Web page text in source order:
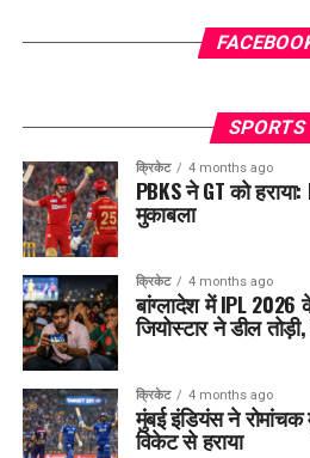
SPORTS
क्रिकेट 4 months ago
PBKS ने GT को
मुकाबला
क्रिकेट 4 months ago
बांग्लादेश में IPL 2026
जियोस्टार ने डील
क्रिकेट 4 months ago
मुंबई इंडियंस ने
विकेट से हराया